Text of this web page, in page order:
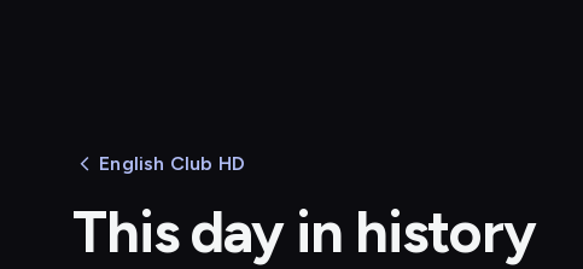
English Club HD
This day in history